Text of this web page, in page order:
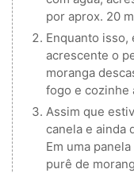
por aprox. 20
Enquanto isso,
acrescente o
moranga
fogo e cozinhe
Assim que
canela e ainda
Em uma
purê de